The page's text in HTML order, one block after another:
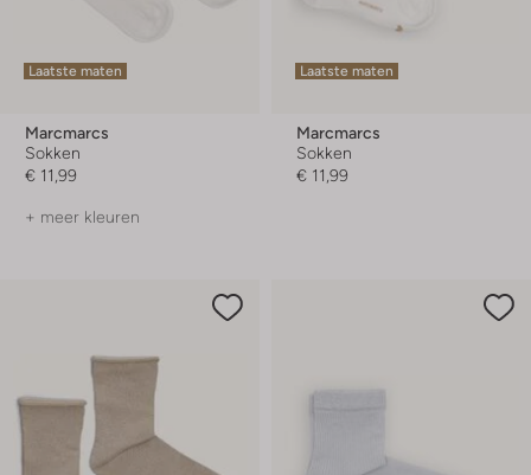
Laatste maten
Marcmarcs
Sokken
€ 11,99
+ meer kleuren
Laatste maten
Marcmarcs
Sokken
€ 11,99